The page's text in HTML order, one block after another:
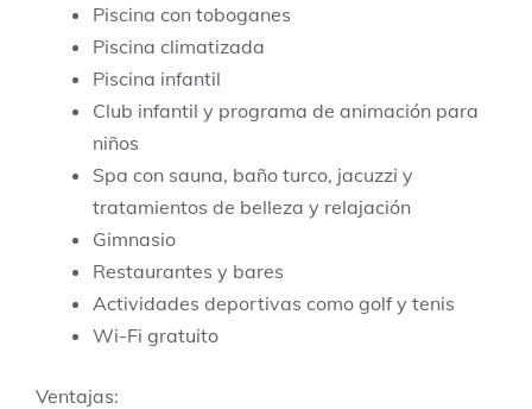
Piscina con toboganes
Piscina climatizada
Piscina infantil
Club infantil y programa de animación para
niños
Spa con sauna, baño turco, jacuzzi y
tratamientos de belleza y relajación
Gimnasio
Restaurantes y bares
Actividades deportivas como golf y tenis
Wi-Fi gratuito
Ventajas: